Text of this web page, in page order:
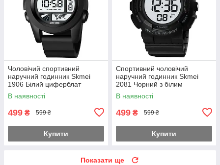
Чоловічий спортивний
наручний годинник Skmei
1906 Білий циферблат
В наявності
499 ₴ 599 ₴
Купити
Спортивний чоловічий
наручний годинник Skmei
2081 Чорний з білим
В наявності
499 ₴ 599 ₴
Купити
Показати ще